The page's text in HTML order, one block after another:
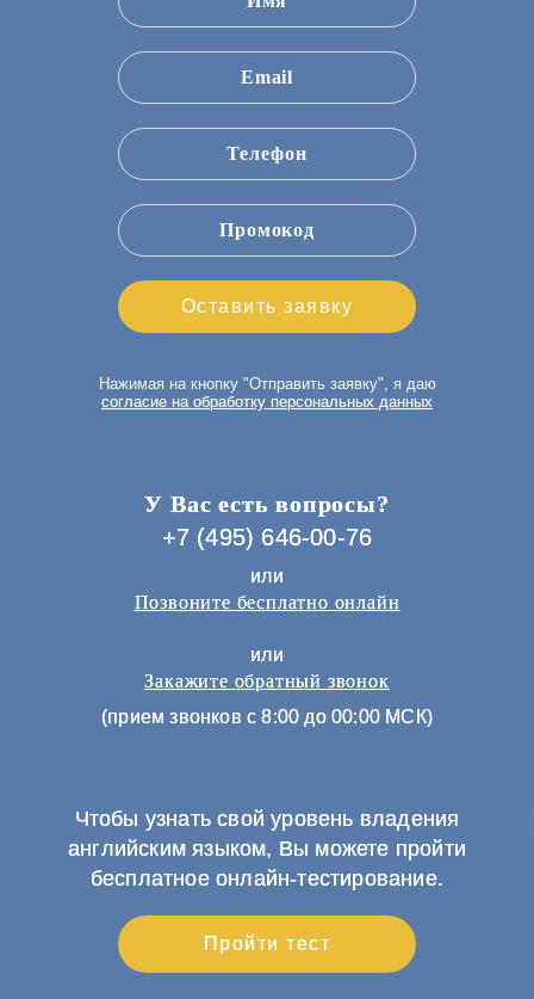
Нажимая на кнопку "
", я даю
согласие на обработку персональных данных
У Вас есть вопросы?
+7 (495) 646-00-76
или
Позвоните бесплатно онлайн
или
Закажите обратный звонок
(прием звонков с 8:00 до 00:00 МСК)
Чтобы узнать свой уровень владения
английским языком, Вы можете пройти
бесплатное онлайн-тестирование.
Пройти тест